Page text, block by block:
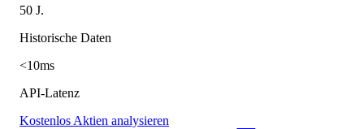
50 J.
Historische Daten
<10ms
API-Latenz
Kostenlos Aktien analysieren